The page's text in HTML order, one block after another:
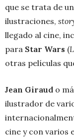
que se trata de
ilustraciones,
llegado al cine,
para Star Wars (
otras películas
Jean Giraud o
ilustrador de
cine y con varios